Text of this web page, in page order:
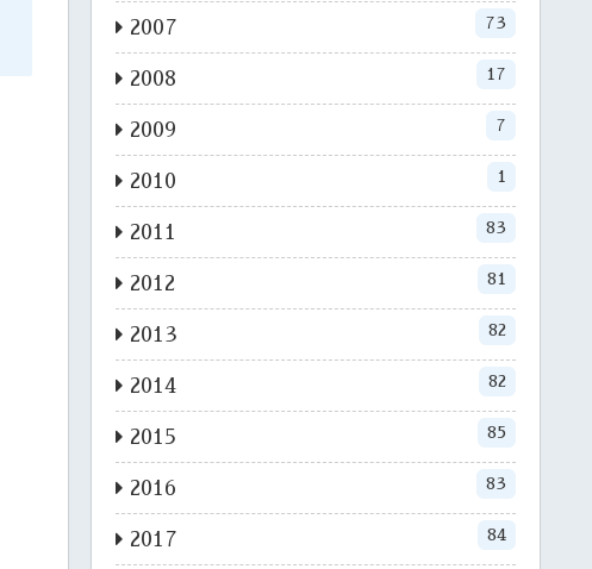
2007 73
2008 17
2009 7
2010 1
2011 83
2012 81
2013 82
2014 82
2015 85
2016 83
2017 84